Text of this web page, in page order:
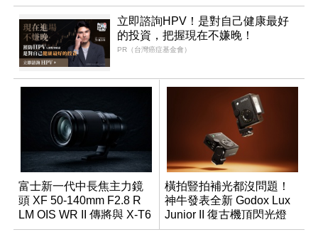
立即諮詢HPV！是對自己健康最好
的投資，把握現在不嫌晚！
PR（台灣癌症基金會）
富士新一代中長焦主力鏡
頭 XF 50-140mm F2.8 R
LM OIS WR II 傳將與 X-T6
同步亮相
橫拍豎拍補光都沒問題！
神牛發表全新 Godox Lux
Junior II 復古機頂閃光燈